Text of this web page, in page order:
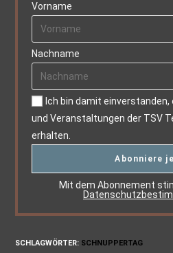
Vorname
Nachname
Ich bin damit
und Veranstaltungen der TSV
erhalten.
Mit dem Abonnement
SCHLAGWÖRTER: SCHNUPPERTAG